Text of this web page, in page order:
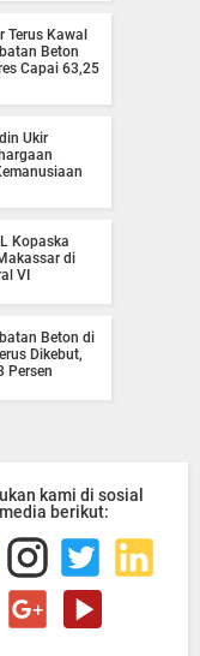
Terus Kawal
Beton
Capai 63,25
Ukir
Kopaska
di
VI
Beton di
Dikebut,
Persen
kami di sosial
media berikut: